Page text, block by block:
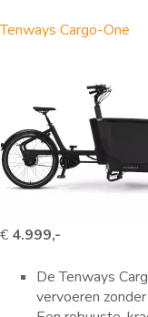
Tenways Cargo-One
€ 4.999,-
De Tenways
vervoeren